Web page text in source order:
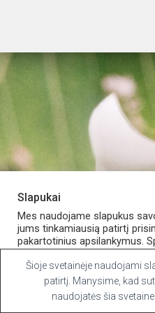
PARDUOTUVĖ APIE
Hestia |
Slapukai
Mes naudojame slapukus
jums tinkamiausią patirtį
pakartotinius apsilankymus.
sutinkate naudoti VISUS
Slapukų nustatymai
Šioje svetainėje naudojami
patirtį. Manysime, kad
naudojatės šia svetaine